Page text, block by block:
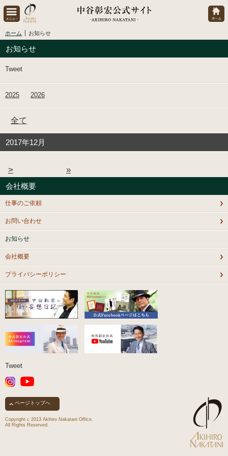
ホーム お知らせ
お知らせ
Tweet
2025 2026
全て
2017年12月
> »
会社概要
仕事のご依頼
お問い合わせ
お知らせ
会社概要
プライバシーポリシー
Tweet
ページトップへ
Copyright c 2013 Akihiro Nakatani Office.
All Rights Reserved.